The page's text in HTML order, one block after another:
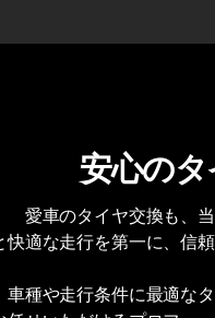
安心の
愛車のタイヤ交換も、
快適な走行を第一に、信
車種や走行条件に最適な